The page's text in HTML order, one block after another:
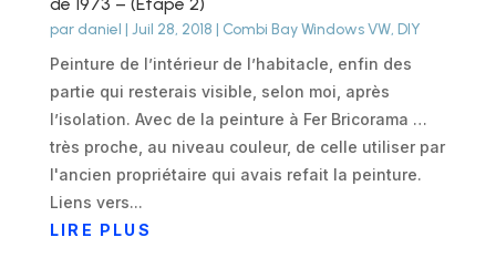
par daniel | Juil 28, 2018 | Combi Bay Windows VW, DIY
Peinture de l’intérieur de l’habitacle, enfin des
partie qui resterais visible, selon moi, après
l’isolation. Avec de la peinture à Fer Bricorama …
très proche, au niveau couleur, de celle utiliser par
l'ancien propriétaire qui avais refait la peinture.
Liens vers...
LIRE PLUS